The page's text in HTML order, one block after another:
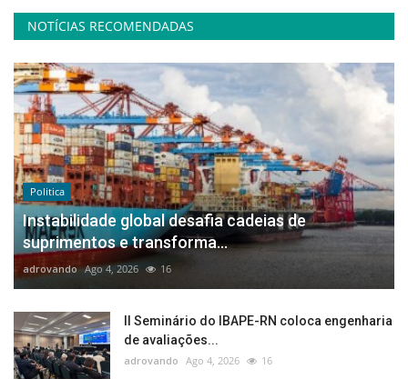
NOTÍCIAS RECOMENDADAS
Politica
Instabilidade global desafia cadeias de
suprimentos e transforma...
adrovando Ago 4, 2026 16
II Seminário do IBAPE-RN coloca engenharia
de avaliações...
adrovando Ago 4, 2026 16